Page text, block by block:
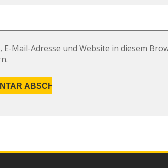
E-Mail-Adresse und Website in diesem